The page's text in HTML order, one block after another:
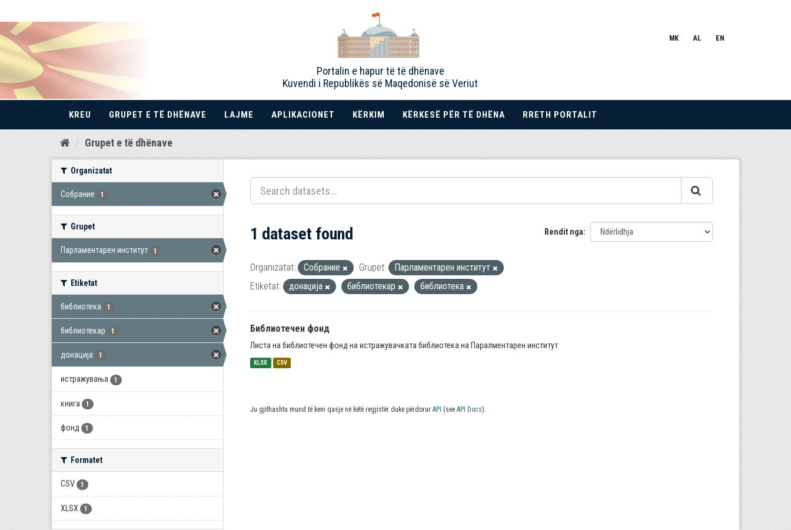
Kalo
Portalin e hapur të të dhënave
Kuvendi i Republikës së Maqedonisë së Veriut
MK AL EN
KREU GRUPET E TË DHËNAVE LAJME APLIKACIONET KËRKIM KËRKESË PËR TË DHËNA RRETH PORTALIT
Grupet e të dhënave
Organizatat
Собрание 1
Grupet
Парламентарен институт 1
Etiketat
библиотека 1
библиотекар 1
донација 1
истражувања 1
книга 1
фонд 1
Formatet
CSV 1
XLSX 1
Rendit nga
1 dataset found
Organizatat: Собрание Grupet:
Парламентарен институт
Etiketat:
донација библиотекар библиотека
Библиотечен фонд
Листа на библиотечен фонд на истражувачката библиотека на Паралментарен институт
XLSX CSV
Ju gjithashtu mund të keni qasje në këtë regjistër duke përdorur API (see API Docs).